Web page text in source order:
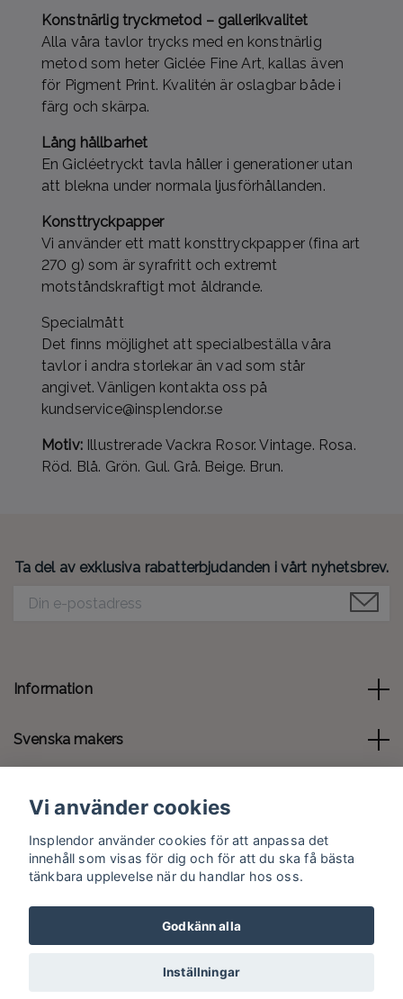
Konstnärlig tryckmetod – gallerikvalitet
Alla våra tavlor trycks med en konstnärlig
metod som heter Giclée Fine Art, kallas även
för Pigment Print. Kvalitén är oslagbar både i
färg och skärpa.
Lång hållbarhet
En Gicléetryckt tavla håller i generationer utan
att blekna under normala ljusförhållanden.
Konsttryckpapper
Vi använder ett matt konsttryckpapper (fina art
270 g) som är syrafritt och extremt
motståndskraftigt mot åldrande.
Specialmått
Det finns möjlighet att specialbeställa våra
tavlor i andra storlekar än vad som står
angivet. Vänligen kontakta oss på
kundservice@insplendor.se
Motiv: Illustrerade Vackra Rosor. Vintage. Rosa.
Röd. Blå. Grön. Gul. Grå. Beige. Brun.
Ta del av exklusiva rabatterbjudanden i vårt nyhetsbrev.
Information
Svenska makers
Sociala medier
© 2026 Insplendor.se
Vi använder cookies
Insplendor använder cookies för att anpassa det
innehåll som visas för dig och för att du ska få bästa
tänkbara upplevelse när du handlar hos oss.
Godkänn alla
Inställningar